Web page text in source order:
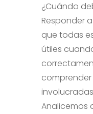
¿Cuándo
Responder
que todas
útiles
Analicemos